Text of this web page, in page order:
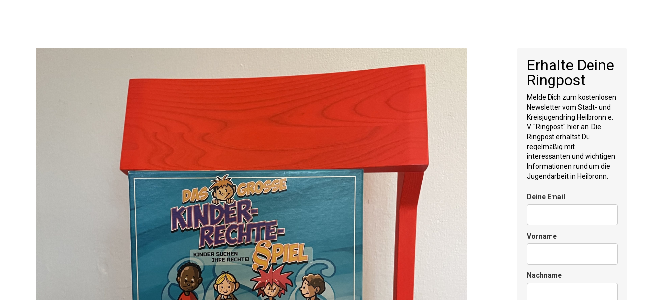
Erhalte Deine
Ringpost
Melde Dich zum kostenlosen
Newsletter vom Stadt- und
Kreisjugendring Heilbronn e.
V. "Ringpost" hier an. Die
Ringpost erhältst Du
regelmäßig mit
interessanten und wichtigen
Informationen rund um die
Jugendarbeit in Heilbronn.
Deine Email
Vorname
Nachname